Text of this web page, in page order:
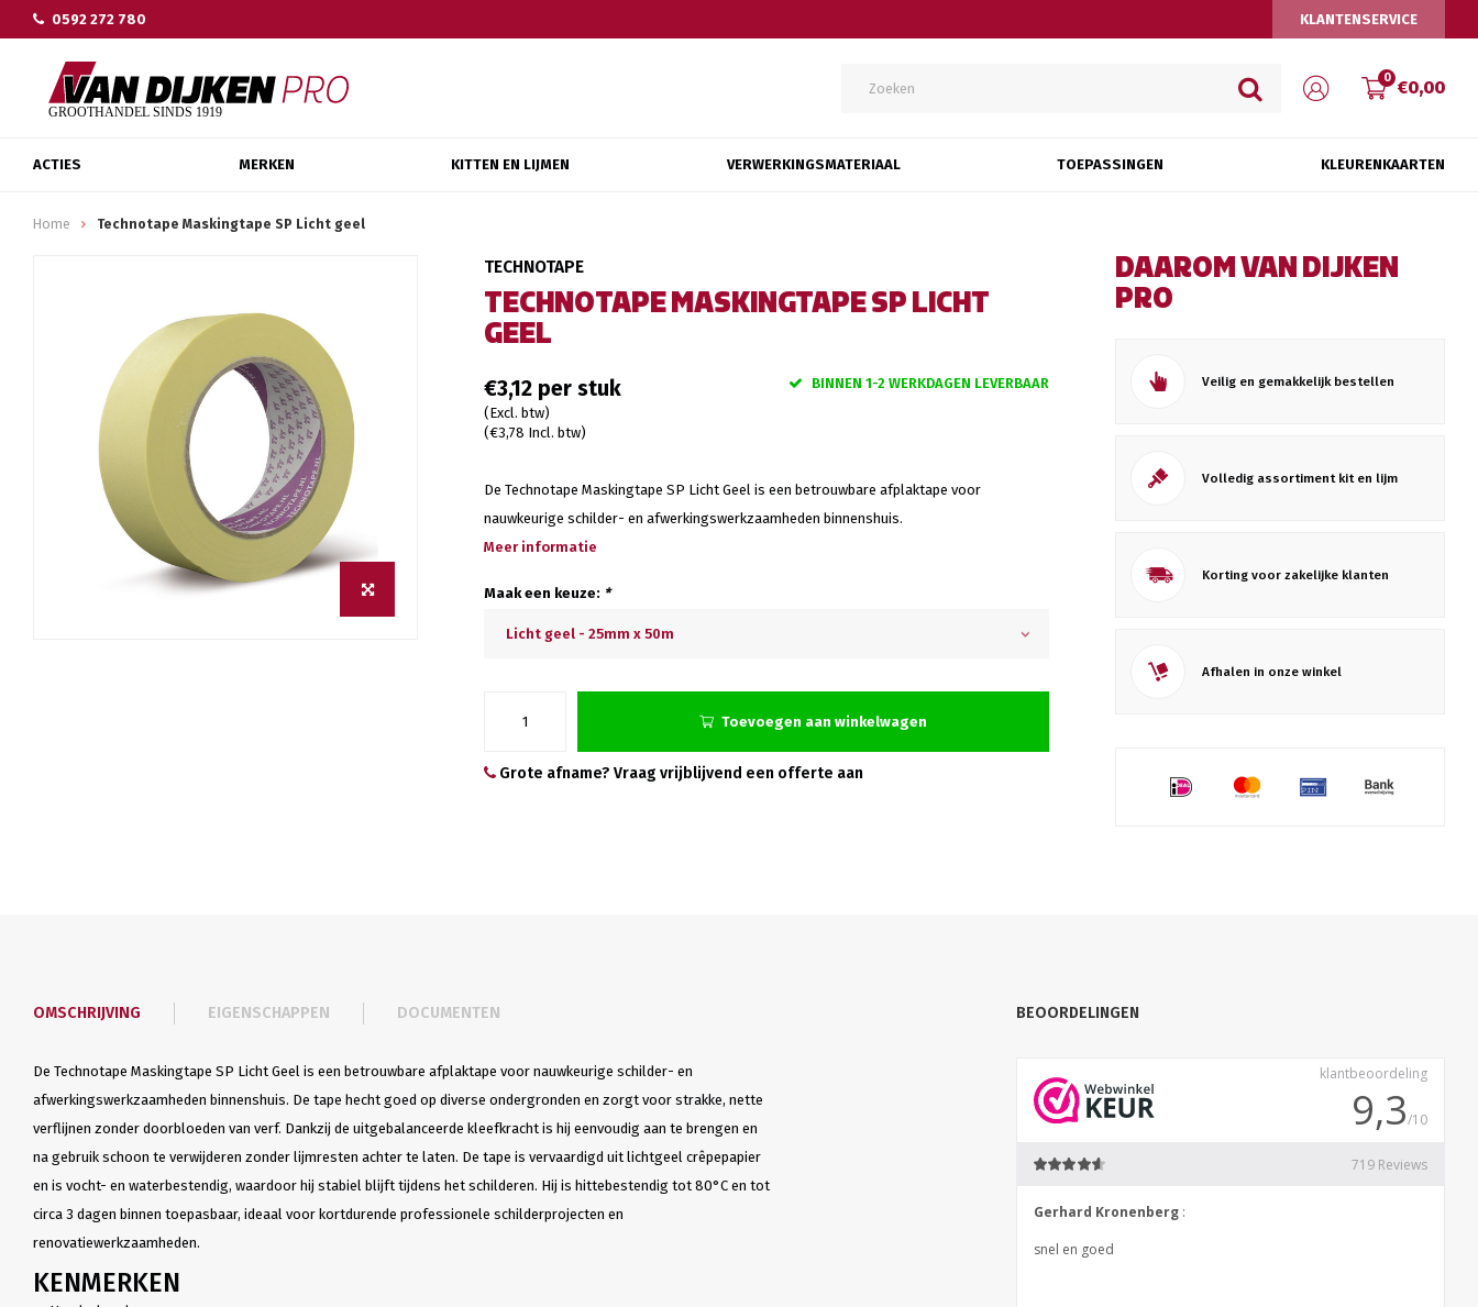
0592 272 780 KLANTENSERVICE
0 €0,00
ACTIES MERKEN KITTEN EN LIJMEN VERWERKINGSMATERIAAL TOEPASSINGEN KLEURENKAARTEN
Home Technotape Maskingtape SP Licht geel
TECHNOTAPE MASKINGTAPE SP LICHT
GEEL
TECHNOTAPE
€3,12
(Excl. btw)
(€3,78 Incl. btw)
BINNEN 1-2 WERKDAGEN LEVERBAAR
De Technotape Maskingtape SP Licht Geel is een betrouwbare afplaktape voor
nauwkeurige schilder- en afwerkingswerkzaamheden binnenshuis.
Meer informatie
Maak een keuze: *
Licht geel - 25mm x 50m
Toevoegen aan winkelwagen
Grote afname? Vraag vrijblijvend een offerte aan
DAAROM VAN DIJKEN
PRO
Veilig en gemakkelijk bestellen
Volledig assortiment kit en lijm
Korting voor zakelijke klanten
Afhalen in onze winkel
OMSCHRIJVING EIGENSCHAPPEN DOCUMENTEN
De Technotape Maskingtape SP Licht Geel is een betrouwbare afplaktape voor nauwkeurige schilder- en
afwerkingswerkzaamheden binnenshuis. De tape hecht goed op diverse ondergronden en zorgt voor strakke, nette
verflijnen zonder doorbloeden van verf. Dankzij de uitgebalanceerde kleefkracht is hij eenvoudig aan te brengen en
na gebruik schoon te verwijderen zonder lijmresten achter te laten. De tape is vervaardigd uit lichtgeel crêpepapier
en is vocht- en waterbestendig, waardoor hij stabiel blijft tijdens het schilderen. Hij is hittebestendig tot 80°C en tot
circa 3 dagen binnen toepasbaar, ideaal voor kortdurende professionele schilderprojecten en
renovatiewerkzaamheden.
KENMERKEN
BEOORDELINGEN